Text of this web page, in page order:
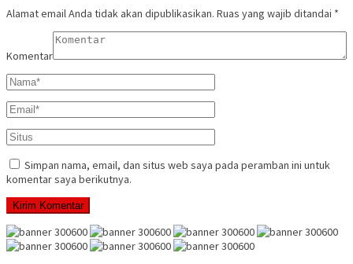
Alamat email Anda tidak akan dipublikasikan. Ruas yang wajib ditandai *
Komentar
Simpan nama, email, dan situs web saya pada peramban ini untuk
komentar saya berikutnya.